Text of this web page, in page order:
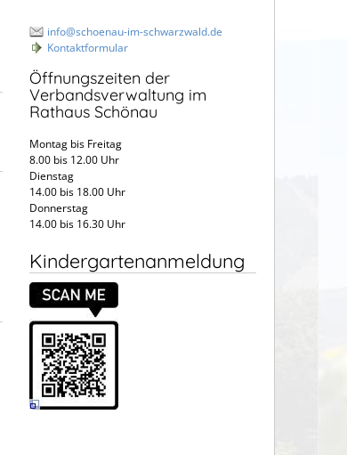
info@schoenau-im-schwarzwald.de
Kontaktformular
Öffnungszeiten der
Verbandsverwaltung im
Rathaus Schönau
Montag bis Freitag
8.00 bis 12.00 Uhr
Dienstag
14.00 bis 18.00 Uhr
Donnerstag
14.00 bis 16.30 Uhr
Kindergartenanmeldung